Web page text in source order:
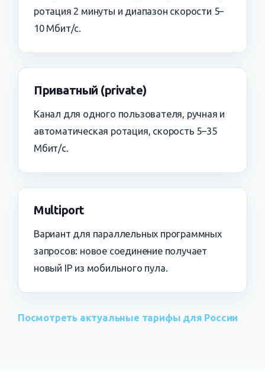
ротация 2 минуты и диапазон скорости 5–
10 Мбит/с.
Приватный (private)
Канал для одного пользователя, ручная и
автоматическая ротация, скорость 5–35
Мбит/с.
Multiport
Вариант для параллельных программных
запросов: новое соединение получает
новый IP из мобильного пула.
Посмотреть актуальные тарифы для России